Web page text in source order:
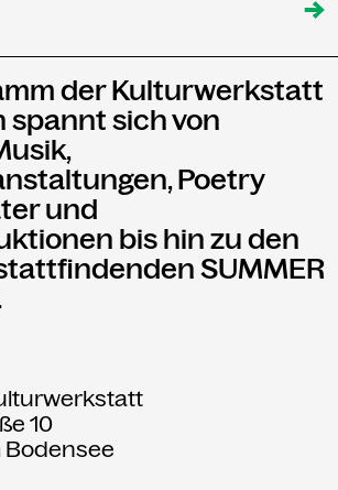
→
der Kulturwerkstatt
spannt sich von
Poetry
und
bis hin zu den
SUMMER
10
Bodensee